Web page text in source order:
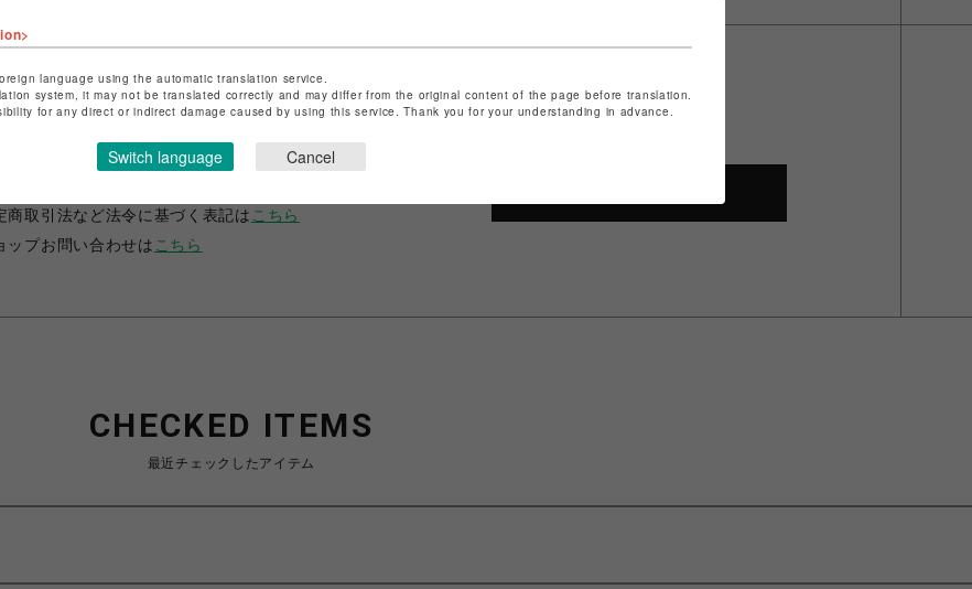
ビーカンパニー
調布PARCO
商取引法など法令に基づく表記は こちら
ップお問い合わせは こちら
CHECKED ITEMS
最近チェックしたアイテム
language using the automatic translation service.
system, it may not be translated correctly and may differ from the original content of the page before translation.
for any direct or indirect damage caused by using this service. Thank you for your understanding in advance.
Switch language Cancel